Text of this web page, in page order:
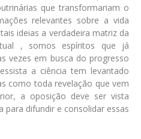
que transformariam o
relevantes sobre a vida
ideias a verdadeira matriz da
, somos espíritos que já
vezes em busca do progresso
a ciência tem levantado
como toda revelação que vem
a oposição deve ser vista
difundir e consolidar essas